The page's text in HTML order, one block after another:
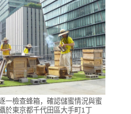
一檢查蜂箱，確認儲蜜情況與蜜
於東京都千代田區大手町1丁